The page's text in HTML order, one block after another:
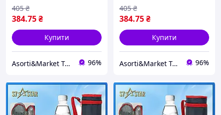
чорна. 35х11,5х11,5 см. 2
л.
384.75₴
405 ₴
Купити
Asorti&Market Товари для дома-родини 96%
чорна. 32х9х9 см. 1,5 л.
384.75₴
405 ₴
Купити
Asorti&Market Товари для дома-родини 96%